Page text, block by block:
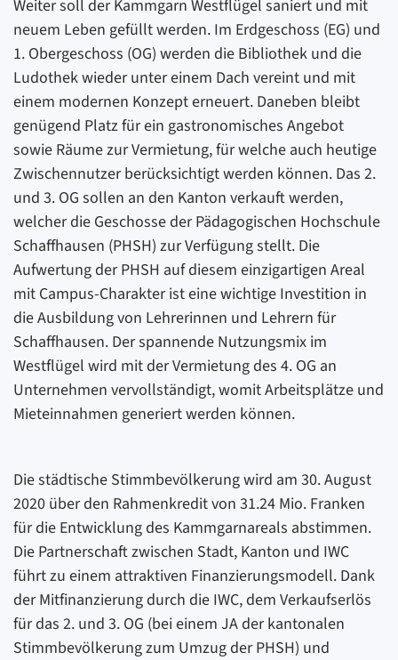
Weiter soll der Kammgarn Westflügel saniert und mit
neuem Leben gefüllt werden. Im Erdgeschoss (EG) und
1. Obergeschoss (OG) werden die Bibliothek und die
Ludothek wieder unter einem Dach vereint und mit
einem modernen Konzept erneuert. Daneben bleibt
genügend Platz für ein gastronomisches Angebot
sowie Räume zur Vermietung, für welche auch heutige
Zwischennutzer berücksichtigt werden können. Das 2.
und 3. OG sollen an den Kanton verkauft werden,
welcher die Geschosse der Pädagogischen Hochschule
Schaffhausen (PHSH) zur Verfügung stellt. Die
Aufwertung der PHSH auf diesem einzigartigen Areal
mit Campus-Charakter ist eine wichtige Investition in
die Ausbildung von Lehrerinnen und Lehrern für
Schaffhausen. Der spannende Nutzungsmix im
Westflügel wird mit der Vermietung des 4. OG an
Unternehmen vervollständigt, womit Arbeitsplätze und
Mieteinnahmen generiert werden können.
Die städtische Stimmbevölkerung wird am 30. August
2020 über den Rahmenkredit von 31.24 Mio. Franken
für die Entwicklung des Kammgarnareals abstimmen.
Die Partnerschaft zwischen Stadt, Kanton und IWC
führt zu einem attraktiven Finanzierungsmodell. Dank
der Mitfinanzierung durch die IWC, dem Verkaufserlös
für das 2. und 3. OG (bei einem JA der kantonalen
Stimmbevölkerung zum Umzug der PHSH) und